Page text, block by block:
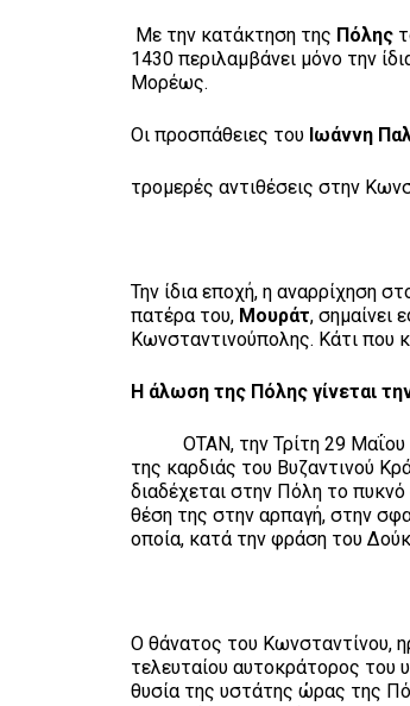
Με την κατάκτηση της Πόλης
1430 περιλαμβάνει μόνο την
Μορέως.
Οι προσπάθειες του Ιωάννη
τρομερές αντιθέσεις στην
Την ίδια εποχή, η αναρρίχηση
πατέρα του, Μουράτ, σημαίνει
Κωνσταντινούπολης. Κάτι που
Η άλωση της Πόλης γίνεται
ΟΤΑΝ, την Τρίτη 29 Μαΐου
της καρδιάς του Βυζαντινού
διαδέχεται στην Πόλη το
θέση της στην αρπαγή, στην
οποία, κατά την φράση του
Ο θάνατος του Κωνσταντίνου,
τελευταίου αυτοκράτορος του
θυσία της υστάτης ώρας της